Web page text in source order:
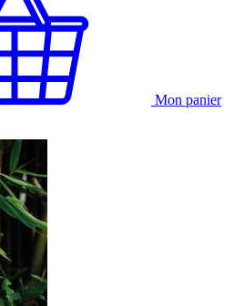
Mon panier